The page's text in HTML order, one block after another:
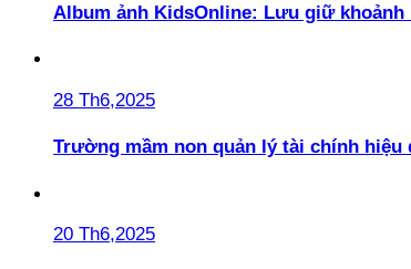
Album ảnh KidsOnline: Lưu giữ
28 Th6,2025
Trường mầm non quản lý tài chính
20 Th6,2025